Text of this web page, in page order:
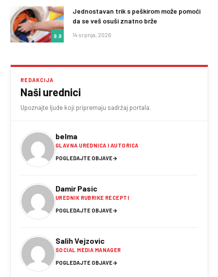
9.9
Jednostavan trik s peškirom može pomoći
da se veš osuši znatno brže
14 srpnja, 2026
REDAKCIJA
Naši urednici
Upoznajte ljude koji pripremaju sadržaj portala.
belma
GLAVNA UREDNICA I AUTORICA
POGLEDAJTE OBJAVE→
Damir Pasic
UREDNIK RUBRIKE RECEPTI
POGLEDAJTE OBJAVE→
Salih Vejzovic
SOCIAL MEDIA MANAGER
POGLEDAJTE OBJAVE→